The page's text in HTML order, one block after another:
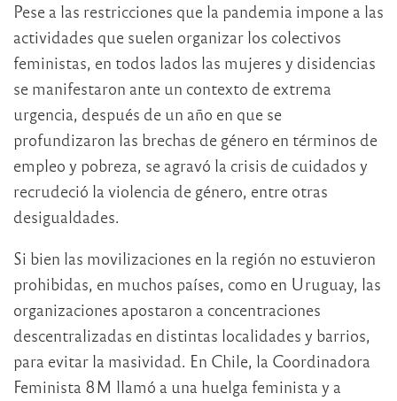
Pese a las restricciones que la pandemia impone a las
actividades que suelen organizar los colectivos
feministas, en todos lados las mujeres y disidencias
se manifestaron ante un contexto de extrema
urgencia, después de un año en que se
profundizaron las brechas de género en términos de
empleo y pobreza, se agravó la crisis de cuidados y
recrudeció la violencia de género, entre otras
desigualdades.
Si bien las movilizaciones en la región no estuvieron
prohibidas, en muchos países, como en Uruguay, las
organizaciones apostaron a concentraciones
descentralizadas en distintas localidades y barrios,
para evitar la masividad. En Chile, la Coordinadora
Feminista 8M llamó a una huelga feminista y a